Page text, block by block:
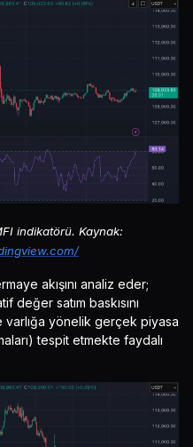
indikatörü. Kaynak:
akışını analiz eder;
değer satım baskısını
yönelik gerçek piyasa
tespit etmekte faydalı